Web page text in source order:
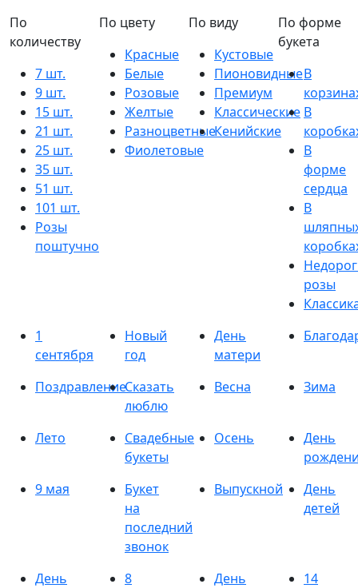
По
количеству
7 шт.
9 шт.
15 шт.
21 шт.
25 шт.
35 шт.
51 шт.
101 шт.
Розы
поштучно
По цвету
Красные
Белые
Розовые
Желтые
Разноцветные
Фиолетовые
По виду
Кустовые
Пионовидные
Премиум
Классические
Кенийские
По форме
букета
В
В
В
форме
сердца
В
розы
1
сентября
Новый
год
День
матери
ПоздравлениеСказать
люблю
Весна Зима
Лето
Свадебные
букеты
Осень
День
9 мая
Букет
на
последний
звонок
Выпускной
День
детей
День
8
День
14